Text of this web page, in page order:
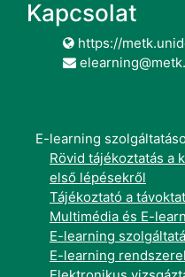
Kapcsolat
https://
E-learning
Rövid tájékoztatás a
első lépésekről
Tájékoztató a
Multimédia és E-
E-learning
E-learning